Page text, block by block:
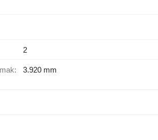
2
3.920 mm